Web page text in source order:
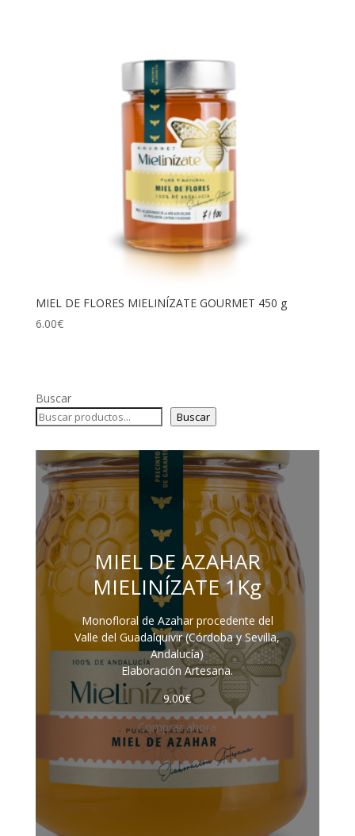
MIEL DE FLORES MIELINÍZATE GOURMET 450 g
6.00€
Buscar
Buscar
MIEL DE AZAHAR
MIELINÍZATE 1Kg
Monofloral de Azahar procedente del
Valle del Guadalquivir (Córdoba y Sevilla,
Andalucía)
Elaboración Artesana.
9.00€
Comprar ahora